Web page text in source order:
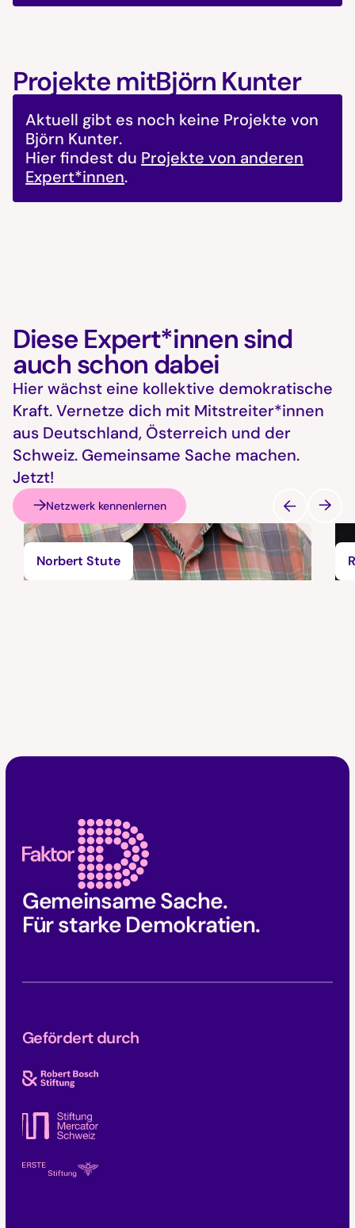
Projekte mitBjörn Kunter
Aktuell gibt es noch keine Projekte von
Björn Kunter.
Hier findest du Projekte von anderen
Expert*innen.
Diese Expert*innen sind
auch schon dabei
Hier wächst eine kollektive demokratische
Kraft. Vernetze dich mit Mitstreiter*innen
aus Deutschland, Österreich und der
Schweiz. Gemeinsame Sache machen.
Jetzt!
Netzwerk kennenlernen
Norbert Stute
Faktor D Footer
Gemeinsame Sache.
Für starke Demokratien.
Gefördert durch